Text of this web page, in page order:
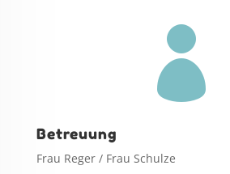

Betreuung
Frau Reger / Frau Schulze